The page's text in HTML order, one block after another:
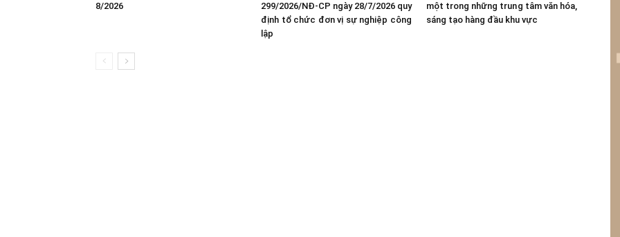
8/2026
299/2026/NĐ-CP ngày 28/7/2026 quy
định tổ chức đơn vị sự nghiệp công
lập
một trong những trung tâm văn hóa,
sáng tạo hàng đầu khu vực